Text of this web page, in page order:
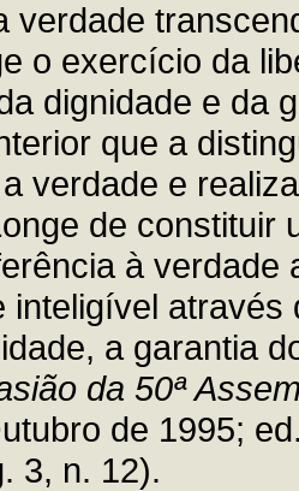
verdade
o exercício da
dignidade e da
que a
verdade e
de constituir
à
inteligível
a garantia
da 50ª
de 1995;
3, n. 12).